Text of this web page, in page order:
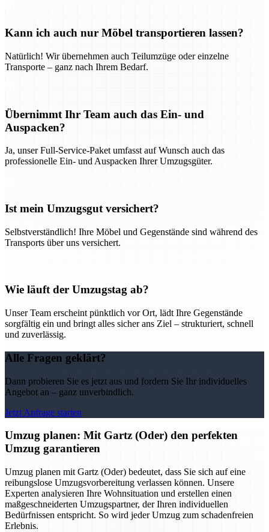
Kann ich auch nur Möbel transportieren lassen?
Natürlich! Wir übernehmen auch Teilumzüge oder einzelne
Transporte – ganz nach Ihrem Bedarf.
Übernimmt Ihr Team auch das Ein- und
Auspacken?
Ja, unser Full-Service-Paket umfasst auf Wunsch auch das
professionelle Ein- und Auspacken Ihrer Umzugsgüter.
Ist mein Umzugsgut versichert?
Selbstverständlich! Ihre Möbel und Gegenstände sind während des
Transports über uns versichert.
Wie läuft der Umzugstag ab?
Unser Team erscheint pünktlich vor Ort, lädt Ihre Gegenstände
sorgfältig ein und bringt alles sicher ans Ziel – strukturiert, schnell
und zuverlässig.
Alle Fragen geklärt?
Dann probieren Sie es jetzt aus und fordern Sie Ihr individuelles
Angebot an – ganz unverbindlich.
Jetzt Anfrage starten
Umzug planen: Mit Gartz (Oder) den perfekten
Umzug garantieren
Umzug planen mit Gartz (Oder) bedeutet, dass Sie sich auf eine
reibungslose Umzugsvorbereitung verlassen können. Unsere
Experten analysieren Ihre Wohnsituation und erstellen einen
maßgeschneiderten Umzugspartner, der Ihren individuellen
Bedürfnissen entspricht. So wird jeder Umzug zum schadenfreien
Erlebnis.